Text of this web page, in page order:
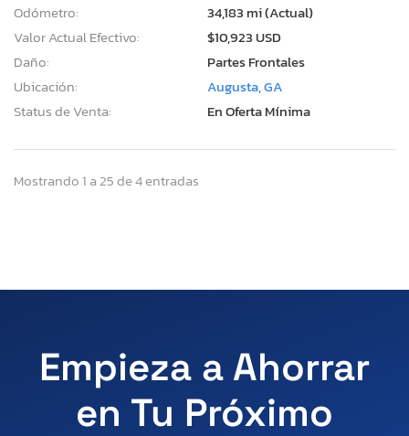
Odómetro:
34,183 mi (Actual)
Valor Actual Efectivo:
$10,923 USD
Daño:
Partes Frontales
Ubicación:
Augusta, GA
Status de Venta:
En Oferta Mínima
Mostrando 1 a 25 de 4 entradas
Empieza a Ahorrar
en Tu Próximo